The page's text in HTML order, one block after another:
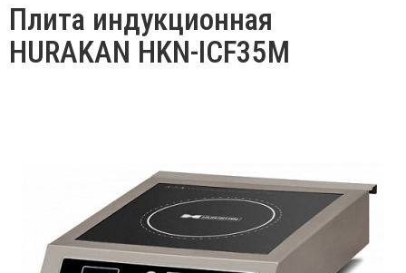
Плита индукционная
HURAKAN HKN-ICF35M